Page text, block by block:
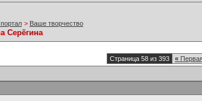
> Ваше творчество
Серёгина
Страница 58 из 393 «